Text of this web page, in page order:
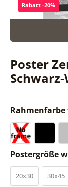
Poster
Rabatt -20%
Postergröße
20x30 30x45